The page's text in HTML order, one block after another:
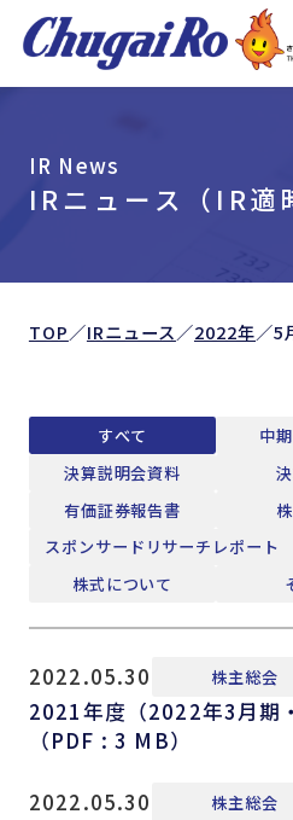
IR News
IRニュース（IR適
TOP／IRニュース／2022年／5
すべて
中
決算説明会資料
有価証券報告書
スポンサードリサーチレポート
株式について
2022.05.30 株主総会
2021年度（2022年3月期
（PDF : 3 MB）
2022.05.30 株主総会